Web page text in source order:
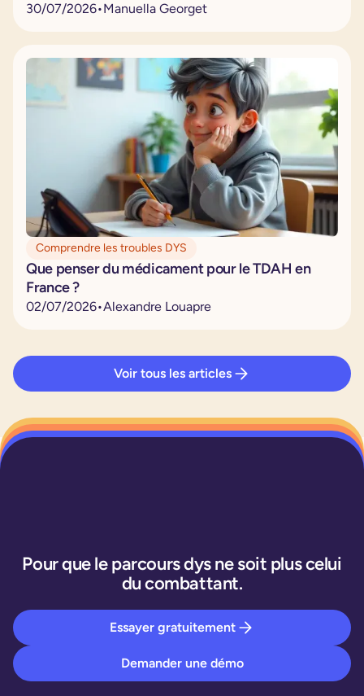
30/07/2026•Manuella Georget
Comprendre les troubles DYS
Que penser du médicament pour le TDAH en
France ?
02/07/2026•Alexandre Louapre
Voir tous les articles
Pour que le parcours dys ne soit plus celui
du combattant.
Essayer gratuitement
Demander une démo